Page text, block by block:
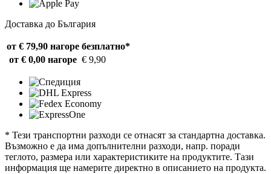
Доставка до България
от € 79,90 нагоре безплатно*
от € 0,00 нагоре € 9,90
* Тези транспортни разходи се отнасят за стандартна доставка.
Възможно е да има допълнителни разходи, напр. поради
теглото, размера или характеристиките на продуктите. Тази
информация ще намерите директно в описанието на продукта.